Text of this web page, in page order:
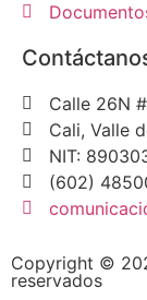
Calle 26N
Cali, Valle
NIT:
(602)
Copyright ©
reservados